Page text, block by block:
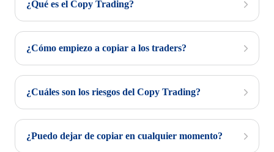
¿Qué es el Copy Trading?
¿Cómo empiezo a copiar a los traders?
¿Cuáles son los riesgos del Copy Trading?
¿Puedo dejar de copiar en cualquier momento?